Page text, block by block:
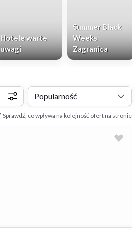
Hotele warte
uwagi
Summer Black
Weeks
Zagranica
Popularność
Sprawdź, co wpływa na kolejność ofert na stronie